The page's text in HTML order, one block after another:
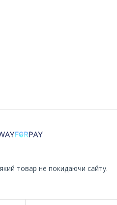
товар не покидаючи сайту.